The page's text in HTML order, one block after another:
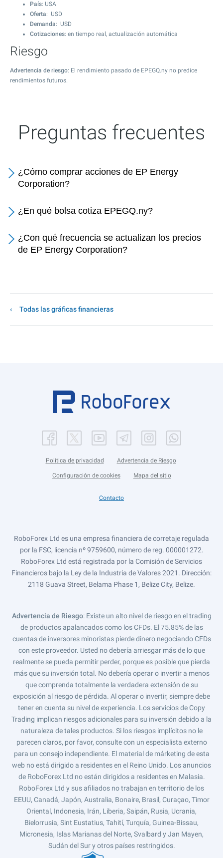
País: USA
Oferta: USD
Demanda: USD
Cotizaciones: en tiempo real, actualización automática
Riesgo
Advertencia de riesgo: El rendimiento pasado de EPEGQ.ny no predice
rendimientos futuros.
Preguntas frecuentes
¿Cómo comprar acciones de EP Energy
Corporation?
¿En qué bolsa cotiza EPEGQ.ny?
¿Con qué frecuencia se actualizan los precios
de EP Energy Corporation?
Todas las gráficas financieras
Política de privacidad Advertencia de Riesgo
Configuración de cookies Mapa del sitio
Contacto
RoboForex Ltd es una empresa financiera de corretaje regulada
por la FSC, licencia nº 9759600, número de reg. 000001272.
RoboForex Ltd está registrada por la Comisión de Servicios
Financieros bajo la Ley de la Industria de Valores 2021. Dirección:
2118 Guava Street, Belama Phase 1, Belize City, Belize.
Advertencia de Riesgo: Existe un alto nivel de riesgo en el trading
de productos apalancados como los CFDs. El 75.85% de las
cuentas de inversores minoristas pierde dinero negociando CFDs
con este proveedor. Usted no debería arriesgar más de lo que
realmente se pueda permitir perder, porque es posible que pierda
más que su inversión total. No debería operar o invertir a menos
que comprenda totalmente la verdadera extensión de su
exposición al riesgo de pérdida. Al operar o invertir, siempre debe
tener en cuenta su nivel de experiencia. Los servicios de Copy
Trading implican riesgos adicionales para su inversión debido a la
naturaleza de tales productos. Si los riesgos implícitos no le
parecen claros, por favor, consulte con un especialista externo
para un consejo independiente. El material de márketing de esta
web no está dirigido a residentes en el Reino Unido. Los anuncios
de RoboForex Ltd no están dirigidos a residentes en Malasia.
RoboForex Ltd y sus afiliados no trabajan en territorio de los
EEUU, Canadá, Japón, Australia, Bonaire, Brasil, Curaçao, Timor
Oriental, Indonesia, Irán, Liberia, Saipán, Rusia, Ucrania,
Bielorrusia, Sint Eustatius, Tahití, Turquía, Guinea-Bissau,
Micronesia, Islas Marianas del Norte, Svalbard y Jan Mayen,
Sudán del Sur y otros países restringidos.